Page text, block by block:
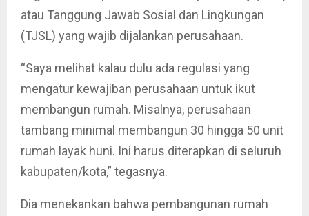
atau Tanggung Jawab Sosial dan Lingkungan
(TJSL) yang wajib dijalankan perusahaan.
“Saya melihat kalau dulu ada regulasi yang
mengatur kewajiban perusahaan untuk ikut
membangun rumah. Misalnya, perusahaan
tambang minimal membangun 30 hingga 50 unit
rumah layak huni. Ini harus diterapkan di seluruh
kabupaten/kota,” tegasnya.
Dia menekankan bahwa pembangunan rumah